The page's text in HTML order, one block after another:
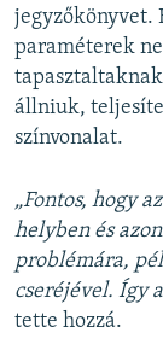
jegyzőkönyvet.
paraméterek
állniuk,
színvonalat.
„Fontos, hogy
helyben és
problémára,
cseréjével. Így
tette hozzá.